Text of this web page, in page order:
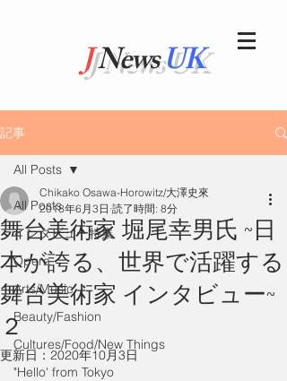
JNewsUK
記事
All Posts
インタビュー特集
Opera
Arts/Music
Beauty/Fashion
Cultures/Food/New Things
"Hello' from Tokyo
All Posts
舞台美術家 堀尾幸男氏 ~日
本が誇る、世界で活躍する
舞台美術家 インタビュー~
２
Chikako Osawa-Horowitz/大澤史來
2018年6月3日 読了時間: 8分
更新日： 2020年10月3日